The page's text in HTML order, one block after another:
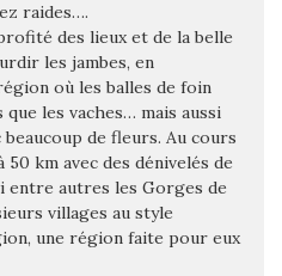
raides….
des lieux et de la belle
les jambes, en
où les balles de foin
les vaches… mais aussi
de fleurs. Au cours
km avec des dénivelés de
entre autres les Gorges de
villages au style
une région faite pour eux